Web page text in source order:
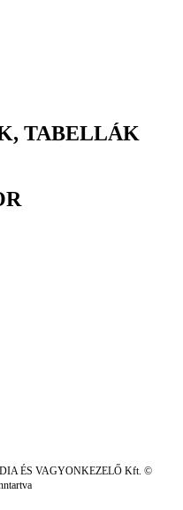
TABELLÁK
ÉS VAGYONKEZELŐ Kft. ©